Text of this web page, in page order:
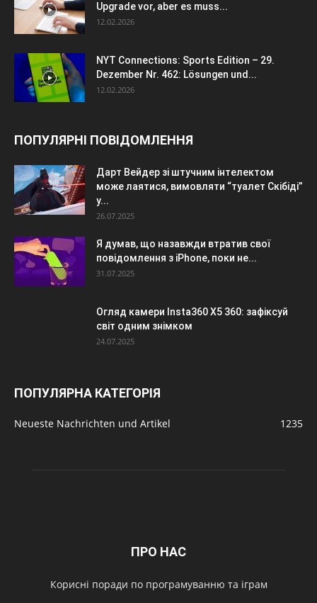
Upgrade vor, aber es muss...
12.02.2026
NYT Connections: Sports Edition – 29.
Dezember Nr. 462: Lösungen und...
12.02.2026
ПОПУЛЯРНІ ПОВІДОМЛЕННЯ
Дарт Вейдер зі штучним інтелектом
може лаятися, вимовляти “туалет Скібіді”
у...
26.07.2025
Я думав, що назавжди втратив свої
повідомлення з iPhone, поки не...
31.07.2025
Огляд камери Insta360 X5 360: зафіксуй
світ одним знімком
24.07.2025
ПОПУЛЯРНА КАТЕГОРІЯ
Neueste Nachrichten und Artikel 1235
ПРО НАС
Корисні поради по програмуванню та іграм